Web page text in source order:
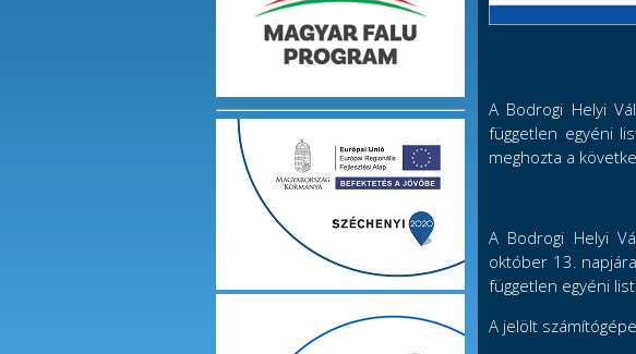
A Bodrogi Helyi
független egyéni
meghozta a
A Bodrogi Helyi
október 13.
független egyéni
A jelölt